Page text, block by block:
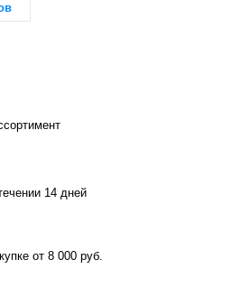
14 дней
от 8 000 руб.